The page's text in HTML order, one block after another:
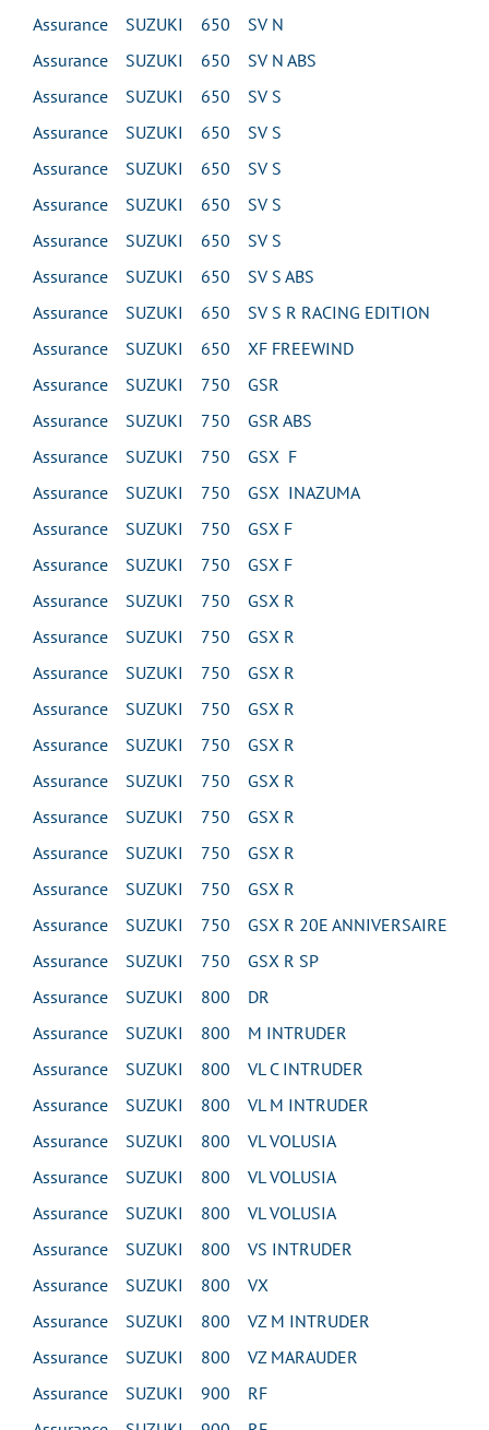
Assurance SUZUKI 650 SV N
Assurance SUZUKI 650 SV N ABS
Assurance SUZUKI 650 SV S
Assurance SUZUKI 650 SV S
Assurance SUZUKI 650 SV S
Assurance SUZUKI 650 SV S
Assurance SUZUKI 650 SV S
Assurance SUZUKI 650 SV S ABS
Assurance SUZUKI 650 SV S R RACING EDITION
Assurance SUZUKI 650 XF FREEWIND
Assurance SUZUKI 750 GSR
Assurance SUZUKI 750 GSR ABS
Assurance SUZUKI 750 GSX F
Assurance SUZUKI 750 GSX INAZUMA
Assurance SUZUKI 750 GSX F
Assurance SUZUKI 750 GSX F
Assurance SUZUKI 750 GSX R
Assurance SUZUKI 750 GSX R
Assurance SUZUKI 750 GSX R
Assurance SUZUKI 750 GSX R
Assurance SUZUKI 750 GSX R
Assurance SUZUKI 750 GSX R
Assurance SUZUKI 750 GSX R
Assurance SUZUKI 750 GSX R
Assurance SUZUKI 750 GSX R
Assurance SUZUKI 750 GSX R 20E ANNIVERSAIRE
Assurance SUZUKI 750 GSX R SP
Assurance SUZUKI 800 DR
Assurance SUZUKI 800 M INTRUDER
Assurance SUZUKI 800 VL C INTRUDER
Assurance SUZUKI 800 VL M INTRUDER
Assurance SUZUKI 800 VL VOLUSIA
Assurance SUZUKI 800 VL VOLUSIA
Assurance SUZUKI 800 VL VOLUSIA
Assurance SUZUKI 800 VS INTRUDER
Assurance SUZUKI 800 VX
Assurance SUZUKI 800 VZ M INTRUDER
Assurance SUZUKI 800 VZ MARAUDER
Assurance SUZUKI 900 RF